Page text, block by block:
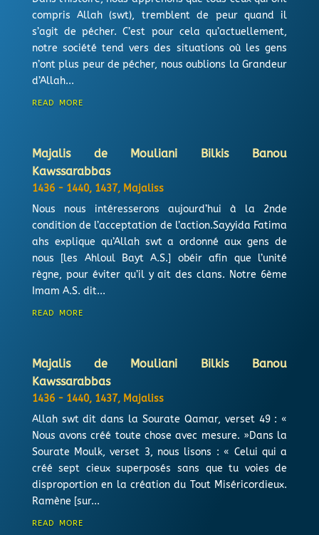
compris Allah (swt), tremblent de peur quand il
s’agit de pécher. C’est pour cela qu’actuellement,
notre société tend vers des situations où les gens
n’ont plus peur de pécher, nous oublions la Grandeur
d’Allah...
read more
Majalis de Mouliani Bilkis Banou
Kawssarabbas
1436 - 1440, 1437, Majaliss
Nous nous intéresserons aujourd’hui à la 2nde
condition de l’acceptation de l’action.Sayyida Fatima
ahs explique qu’Allah swt a ordonné aux gens de
nous [les Ahloul Bayt A.S.] obéir afin que l’unité
règne, pour éviter qu’il y ait des clans. Notre 6ème
Imam A.S. dit...
read more
Majalis de Mouliani Bilkis Banou
Kawssarabbas
1436 - 1440, 1437, Majaliss
Allah swt dit dans la Sourate Qamar, verset 49 : «
Nous avons créé toute chose avec mesure. »Dans la
Sourate Moulk, verset 3, nous lisons : « Celui qui a
créé sept cieux superposés sans que tu voies de
disproportion en la création du Tout Miséricordieux.
Ramène [sur...
read more